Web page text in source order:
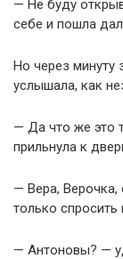
— Не буду
себе и пошла
Но через минуту
услышала, как
— Да что же это
прильнула к
— Вера,
только
— Антоновы? —